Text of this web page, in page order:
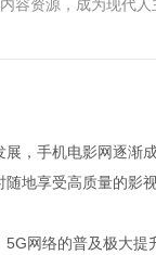
容资源，成为现代
，手机电影网逐
地享受高质量的影
网络的普及极大